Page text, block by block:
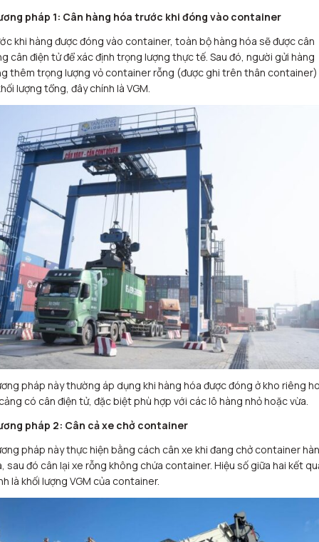
pháp 1: Cân hàng hóa trước khi đóng vào container
khi hàng được đóng vào container, toàn bộ hàng hóa sẽ được cân
cân điện tử để xác định trọng lượng thực tế. Sau đó, người gửi hàng
thêm trọng lượng vỏ container rỗng (được ghi trên thân container)
lượng tổng, đây chính là VGM.
pháp này thường áp dụng khi hàng hóa được đóng ở kho riêng
có cân điện tử, đặc biệt phù hợp với các lô hàng nhỏ hoặc vừa.
pháp 2: Cân cả xe chở container
pháp này thực hiện bằng cách cân xe khi đang chở container
sau đó cân lại xe rỗng không chứa container. Hiệu số giữa hai kết
là khối lượng VGM của container.